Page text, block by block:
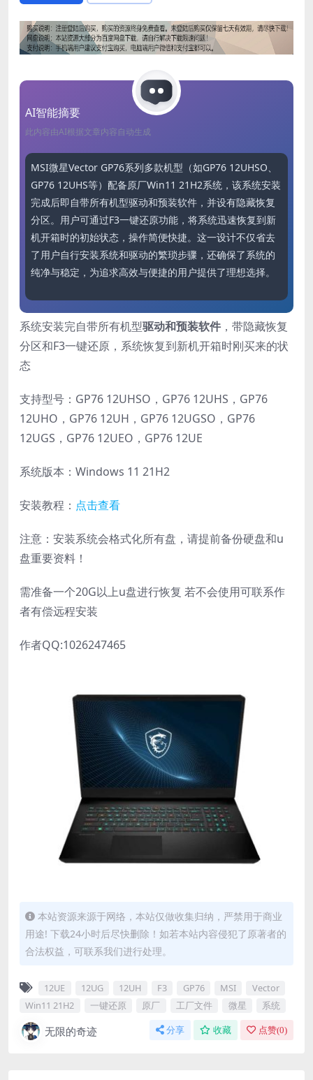
AI智能摘要
此内容由AI根据文章内容自动生成
MSI微星Vector GP76系列多款机型（如GP76 12UHSO、
GP76 12UHS等）配备原厂Win11 21H2系统，该系统安装
完成后即自带所有机型驱动和预装软件，并设有隐藏恢复
分区。用户可通过F3一键还原功能，将系统迅速恢复到新
机开箱时的初始状态，操作简便快捷。这一设计不仅省去
了用户自行安装系统和驱动的繁琐步骤，还确保了系统的
纯净与稳定，为追求高效与便捷的用户提供了理想选择。
系统安装完自带所有机型驱动和预装软件 ，带隐藏恢复
分区和F3一键还原，系统恢复到新机开箱时刚买来的状
态
支持型号：GP76 12UHSO，GP76 12UHS，GP76
12UHO，GP76 12UH，GP76 12UGSO，GP76
12UGS，GP76 12UEO，GP76 12UE
系统版本：Windows 11 21H2
安装教程： 点击查看
注意：安装系统会格式化所有盘，请提前备份硬盘和u
盘重要资料！
需准备一个20G以上u盘进行恢复 若不会使用可联系作
者有偿远程安装
作者QQ:1026247465
本站资源来源于网络，本站仅做收集归纳，严禁用于商业
用途! 下载24小时后尽快删除！如若本站内容侵犯了原著者的
合法权益，可联系我们进行处理。
12UE 12UG 12UH F3 GP76 MSI
Vector
Win11 21H2
一键还原 原厂 工厂文件 微星 系统
无限的奇迹 分享 收藏 点赞(0)